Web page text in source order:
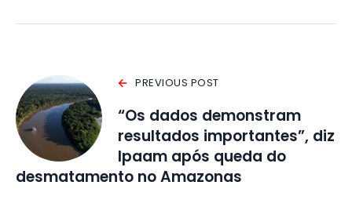
PREVIOUS POST
“Os dados demonstram
resultados importantes”, diz
Ipaam após queda do
desmatamento no Amazonas